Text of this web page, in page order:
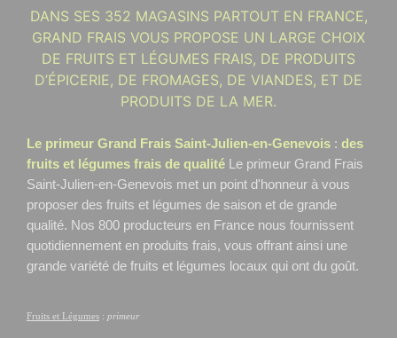
DANS SES 352 MAGASINS PARTOUT EN FRANCE,
GRAND FRAIS VOUS PROPOSE UN LARGE CHOIX
DE FRUITS ET LÉGUMES FRAIS, DE PRODUITS
D’ÉPICERIE, DE FROMAGES, DE VIANDES, ET DE
PRODUITS DE LA MER.
Le primeur Grand Frais Saint-Julien-en-Genevois : des
fruits et légumes frais de qualité Le primeur Grand Frais
Saint-Julien-en-Genevois met un point d'honneur à vous
proposer des fruits et légumes de saison et de grande
qualité. Nos 800 producteurs en France nous fournissent
quotidiennement en produits frais, vous offrant ainsi une
grande variété de fruits et légumes locaux qui ont du goût.
Fruits et Légumes : primeur